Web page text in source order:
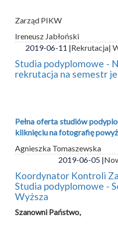
Zarząd PIKW
Ireneusz Jabłoński
2019-06-11 |Rekrutacja|
Studia podyplomowe -
rekrutacja na semestr
Pełna oferta studiów
kliknięciu na fotografię
Agnieszka Tomaszewska
2019-06-05 |
Koordynator Kontroli
Studia podyplomowe -
Wyższa
Szanowni Państwo,